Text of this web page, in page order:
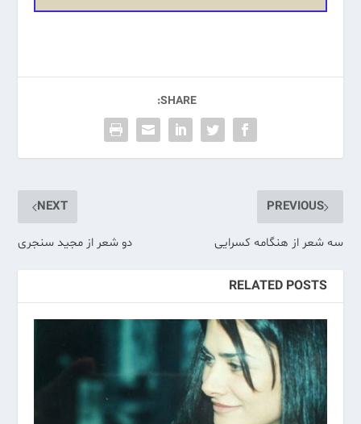
SHARE:
PREVIOUS
سه شعر از هنگامه کسرایی
NEXT
دو شعر از مجید سنجری
RELATED POSTS